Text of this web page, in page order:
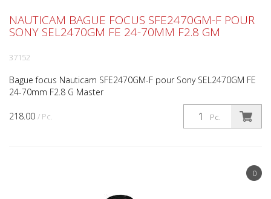
218.00 / Pc. Pc.
NAUTICAM BAGUE FOCUS SFE2470GM-F POUR
SONY SEL2470GM FE 24-70MM F2.8 GM
37152
Bague focus Nauticam SFE2470GM-F pour Sony SEL2470GM FE
24-70mm F2.8 G Master
0